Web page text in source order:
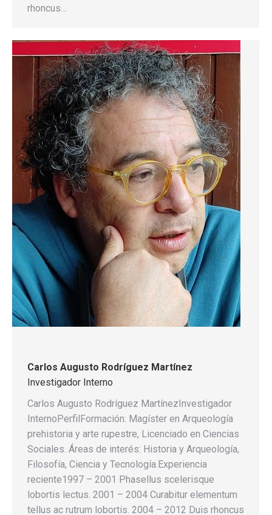
rhoncus…
Carlos Augusto Rodríguez Martínez
Investigador Interno
Carlos Augusto Rodríguez MartínezInvestigador
InternoPerfilFormación: Magíster en Arqueología
prehistoria y arte rupestre, Licenciado en Ciencias
Sociales. Áreas de interés: Historia y Arqueología,
Filosofía, Ciencia y Tecnología.Experiencia
reciente1997 – 2001 Phasellus scelerisque
lobortis lectus. 2001 – 2004 Curabitur elementum
tellus ac rutrum lobortis. 2004 – 2012 Duis rhoncus